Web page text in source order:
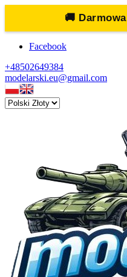
🚚
Facebook
+48502649384
modelarski.eu@gmail.com